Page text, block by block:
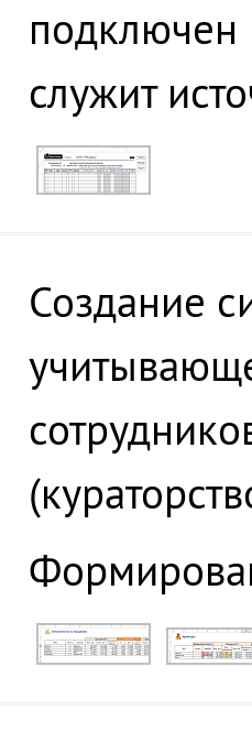
подключен
служит
Создание